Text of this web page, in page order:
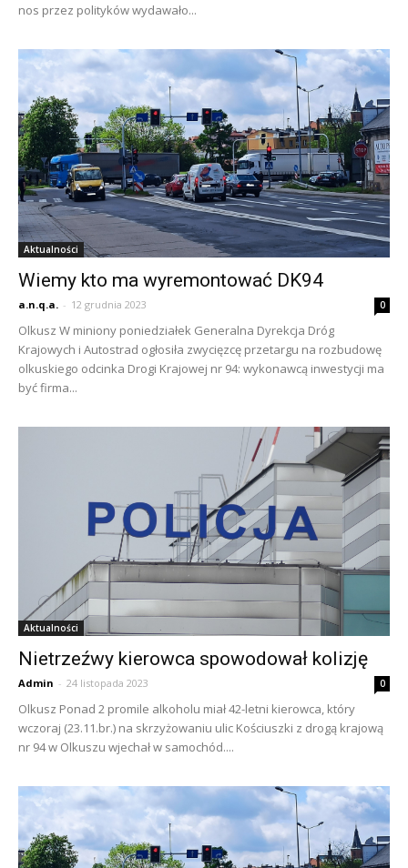
nos przez polityków wydawało...
Aktualności
Wiemy kto ma wyremontować DK94
a.n.q.a. - 12 grudnia 2023 0
Olkusz W miniony poniedziałek Generalna Dyrekcja Dróg
Krajowych i Autostrad ogłosiła zwycięzcę przetargu na rozbudowę
olkuskiego odcinka Drogi Krajowej nr 94: wykonawcą inwestycji ma
być firma...
Aktualności
Nietrzeźwy kierowca spowodował kolizję
Admin - 24 listopada 2023 0
Olkusz Ponad 2 promile alkoholu miał 42-letni kierowca, który
wczoraj (23.11.br.) na skrzyżowaniu ulic Kościuszki z drogą krajową
nr 94 w Olkuszu wjechał w samochód....